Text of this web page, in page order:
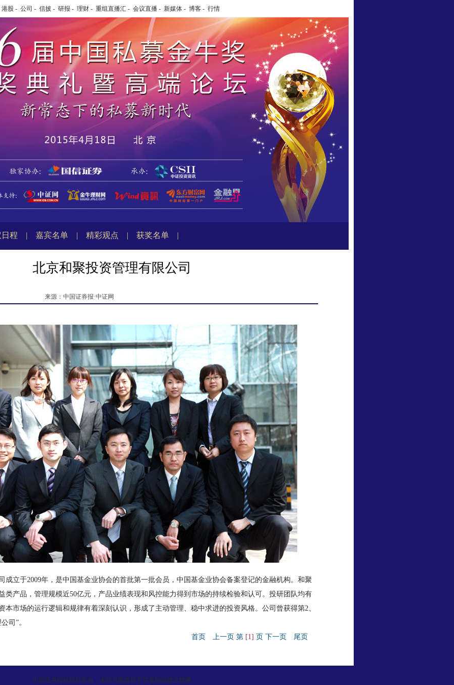
港股 - 公司 - 信披 - 研报 - 理财 - 重组直播汇 - 会议直播 - 新媒体 - 博客 - 行情
程 | 嘉宾名单 | 精彩观点 | 获奖名单 |
北京和聚投资管理有限公司
来源：中国证券报·中证网
立于2009年，是中国基金业协会的首批第一批会员，中国基金业协会备案登记的金融机构。和聚
类产品，管理规模近50亿元，产品业绩表现和风控能力得到市场的持续检验和认可。投研团队均有
本市场的运行逻辑和规律有着深刻认识，形成了主动管理、稳中求进的投资风格。公司曾获得第2、
司”。
首页
上一页 第 [1] 页 下一页 尾页
中国证券报社版权所有，未经书面授权不得复制或建立镜像